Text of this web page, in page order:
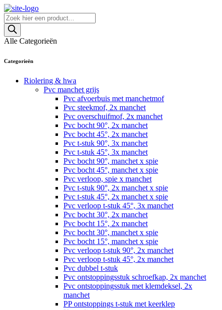
Skip
to
content
Producten
zoeken
Alle Categorieën
Categorieën
Riolering & hwa
Pvc manchet grijs
Pvc afvoerbuis met manchetmof
Pvc steekmof, 2x manchet
Pvc overschuifmof, 2x manchet
Pvc bocht 90°, 2x manchet
Pvc bocht 45°, 2x manchet
Pvc t-stuk 90°, 3x manchet
Pvc t-stuk 45°, 3x manchet
Pvc bocht 90°, manchet x spie
Pvc bocht 45°, manchet x spie
Pvc verloop, spie x manchet
Pvc t-stuk 90°, 2x manchet x spie
Pvc t-stuk 45°, 2x manchet x spie
Pvc verloop t-stuk 45°, 3x manchet
Pvc bocht 30°, 2x manchet
Pvc bocht 15°, 2x manchet
Pvc bocht 30°, manchet x spie
Pvc bocht 15°, manchet x spie
Pvc verloop t-stuk 90°, 2x manchet
Pvc verloop t-stuk 45°, 2x manchet
Pvc dubbel t-stuk
Pvc ontstoppingsstuk schroefkap, 2x manchet
Pvc ontstoppingsstuk met klemdeksel, 2x
manchet
PP ontstoppings t-stuk met keerklep